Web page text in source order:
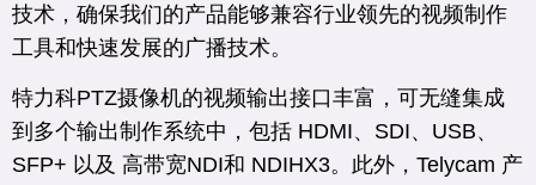
技术，确保我们的产品能够兼容行业领先的视频制作
工具和快速发展的广播技术。
特力科PTZ摄像机的视频输出接口丰富，可无缝集成
到多个输出制作系统中，包括 HDMI、SDI、USB、
SFP+ 以及 高带宽NDI和 NDIHX3。此外，Telycam 产